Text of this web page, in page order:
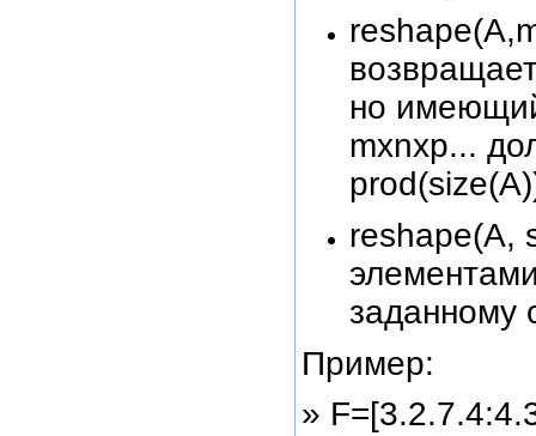
но
mxnxp...
reshape(A,
заданному
Пример:
»